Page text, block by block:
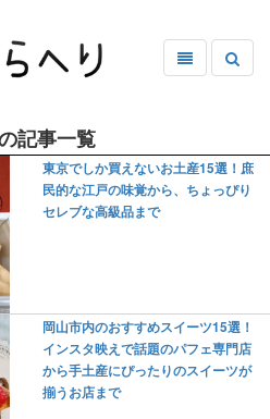
記事一覧
東京でしか買えないお土産15選！庶
民的な江戸の味覚から、ちょっぴり
セレブな高級品まで
岡山市内のおすすめスイーツ15選！
インスタ映えで話題のパフェ専門店
から手土産にぴったりのスイーツが
揃うお店まで